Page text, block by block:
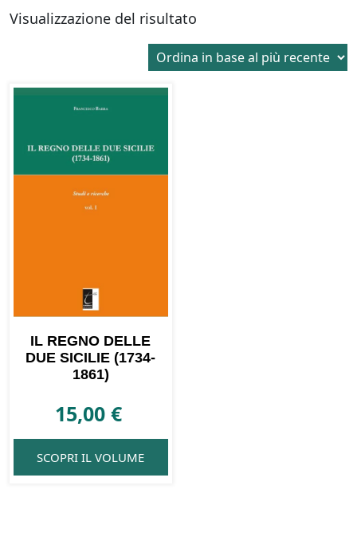
Visualizzazione del risultato
IL REGNO DELLE
DUE SICILIE (1734-
1861)
15,00€
SCOPRI IL VOLUME